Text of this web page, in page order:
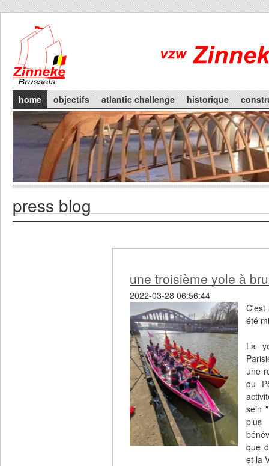
Main menu
home objectifs atlantic challenge historique
press blog
une troisième yole à
2022-03-28 06:56:44
C'est
été
La
une
du
sein
plus
que
et la